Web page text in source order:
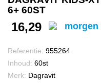
6+ 60ST
16,29
Referentie: 955264
Inhoud: 60st
Merk: Dagravit